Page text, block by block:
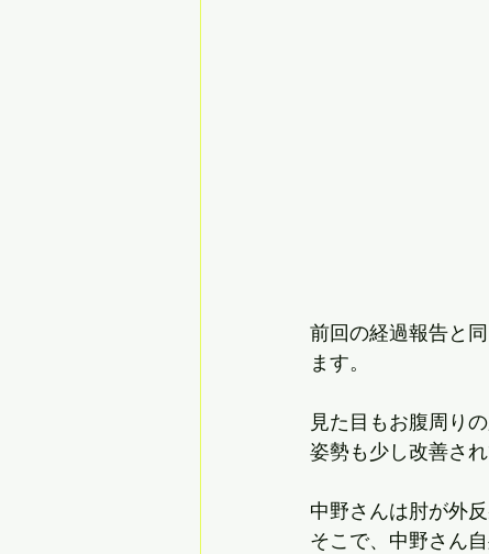
前回の経過報告と
ます。
見た目もお腹周り
姿勢も少し改善さ
中野さんは肘が外
そこで、中野さん